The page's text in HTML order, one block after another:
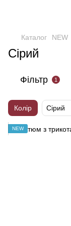
Каталог NEW
Сірий
Фільтр 1
Колір Сірий
NEW